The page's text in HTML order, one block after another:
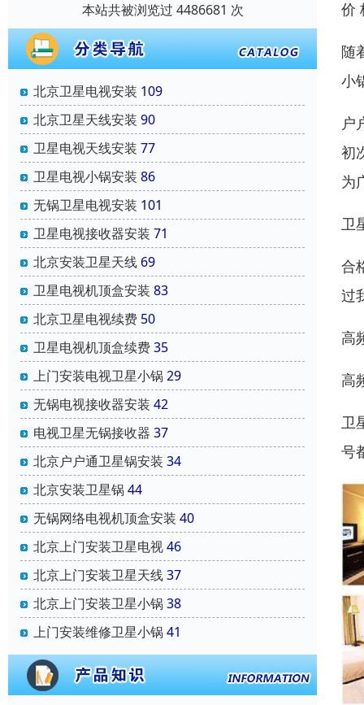
本站共被浏览过 4486681 次
北京卫星电视安装 109
北京卫星天线安装 90
卫星电视天线安装 77
卫星电视小锅安装 86
无锅卫星电视安装 101
卫星电视接收器安装 71
北京安装卫星天线 69
卫星电视机顶盒安装 83
北京卫星电视续费 50
卫星电视机顶盒续费35
上门安装电视卫星小锅 29
无锅电视接收器安装 42
电视卫星无锅接收器 37
北京户户通卫星锅安装 34
北京安装卫星锅 44
无锅网络电视机顶盒安装 40
北京上门安装卫星电视46
北京上门安装卫星天线37
北京上门安装卫星小锅 38
上门安装维修卫星小锅 41
价
随
小
户
初
为
卫
合
过
高
高
卫
号